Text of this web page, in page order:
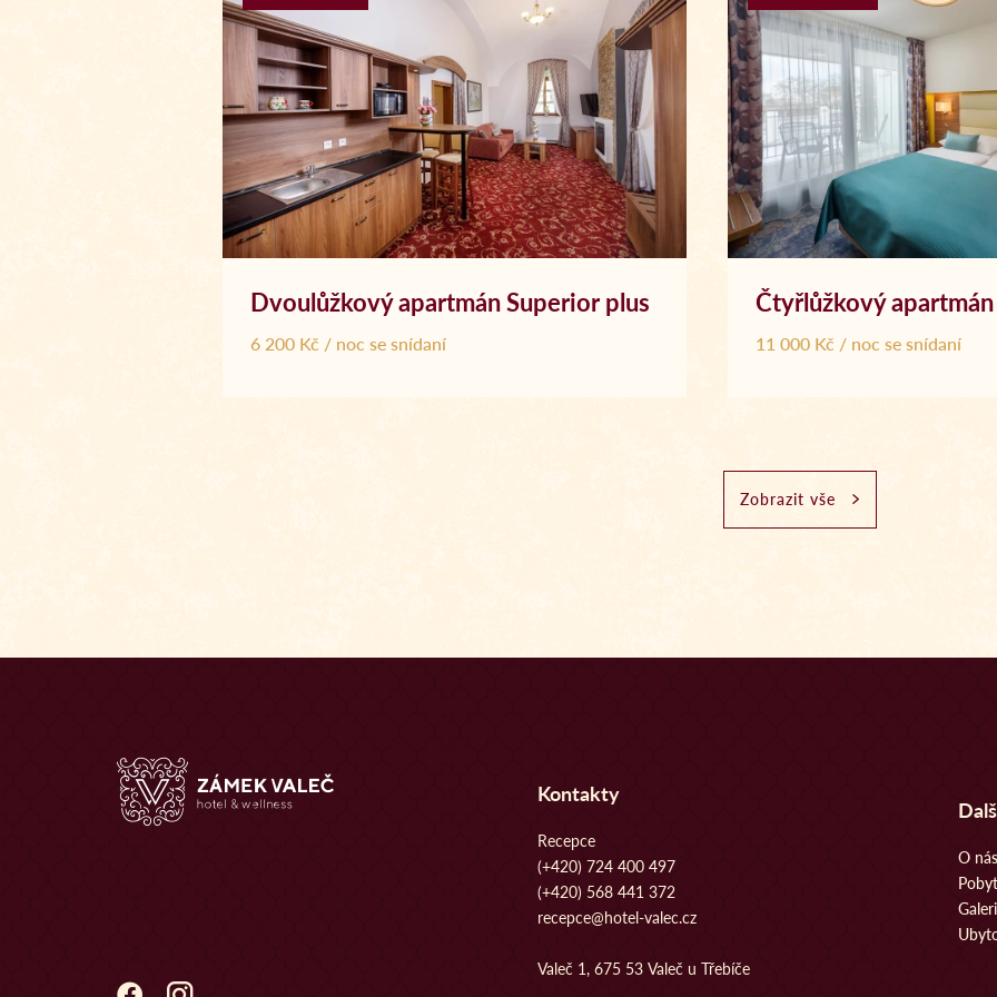
Dvoulůžkový apartmán Superior plus
6 200 Kč / noc se snídaní
Čtyřlůžkový
11 000 Kč / noc se snídaní
Zobrazit vše
Kontakty
Recepce
(+420) 724 400 497
(+420) 568 441 372
recepce@hotel-valec.cz
Valeč 1, 675 53 Valeč u Třebíče
O nás